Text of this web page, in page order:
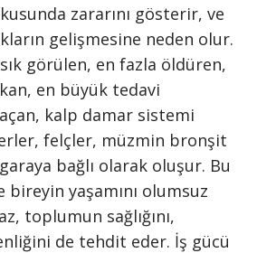
zararını gösterir, ve
gelişmesine neden olur.
görülen, en fazla öldüren,
en büyük tedavi
kalp damar sistemi
felçler, müzmin bronşit
bağlı olarak oluşur. Bu
bireyin yaşamını olumsuz
toplumun sağlığını,
de tehdit eder. İş gücü